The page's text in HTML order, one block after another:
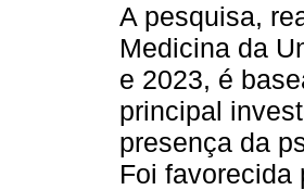
A pesquisa,
Medicina da
e 2023, é
principal
presença da
Foi favorecida